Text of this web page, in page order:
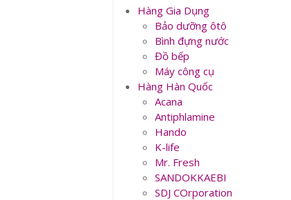
Hàng Gia Dụng
Bảo dưỡng ôtô
Bình đựng nước
Đồ bếp
Máy công cụ
Hàng Hàn Quốc
Acana
Antiphlamine
Hando
K-life
Mr. Fresh
SANDOKKAEBI
SDJ COrporation